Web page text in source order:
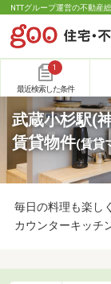
NTTグループ運営の不動産
1
最近検索した条件
武蔵小杉駅(
賃貸物件(賃貸
毎日の料理も楽し
カウンターキッチ